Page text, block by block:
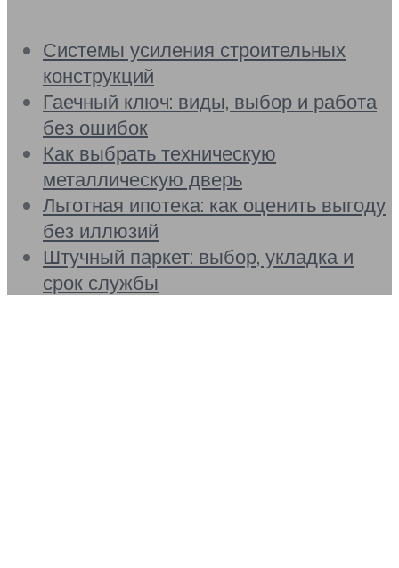
Системы усиления строительных
конструкций
Гаечный ключ: виды, выбор и работа
без ошибок
Как выбрать техническую
металлическую дверь
Льготная ипотека: как оценить выгоду
без иллюзий
Штучный паркет: выбор, укладка и
срок службы